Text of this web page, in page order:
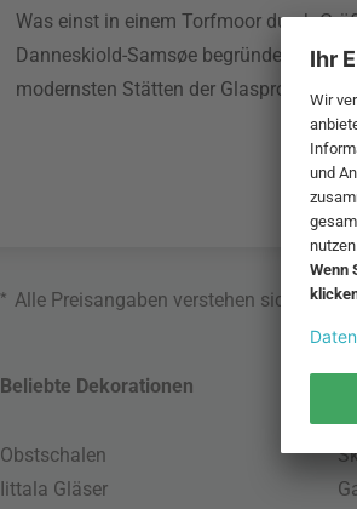
Was einst in einem Torfmoor durch
Danneskiold-Samsøe begründet wurde
modernsten Stätten der Glasproduktion.
* Alle Preisangaben verstehen sich
Beliebte Dekorationen
Obstschalen
Iittala Gläser